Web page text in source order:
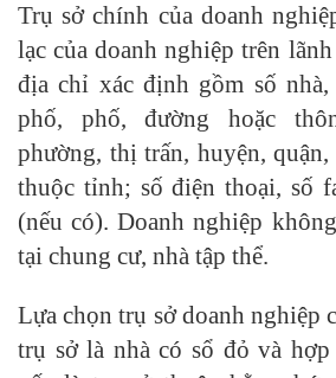
Trụ sở chính của doanh
lạc của doanh nghiệp trên
địa chỉ xác định gồm số nhà,
phố, phố, đường hoặc
phường, thị trấn, huyện,
thuộc tỉnh; số điện thoại, số
(nếu có). Doanh nghiệp
tại chung cư, nhà tập thể.
Lựa chọn trụ sở doanh nghiệp
trụ sở là nhà có sổ đỏ và